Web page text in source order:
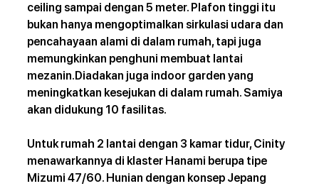
ceiling sampai dengan 5 meter. Plafon tinggi itu
bukan hanya mengoptimalkan sirkulasi udara dan
pencahayaan alami di dalam rumah, tapi juga
memungkinkan penghuni membuat lantai
mezanin.Diadakan juga indoor garden yang
meningkatkan kesejukan di dalam rumah. Samiya
akan didukung 10 fasilitas.
Untuk rumah 2 lantai dengan 3 kamar tidur, Cinity
menawarkannya di klaster Hanami berupa tipe
Mizumi 47/60. Hunian dengan konsep Jepang